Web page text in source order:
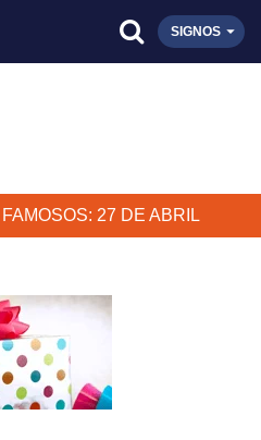
SIGNOS
27 DE ABRIL